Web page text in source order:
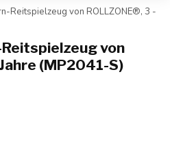
Reitspielzeug von ROLLZONE®, 3 -
Reitspielzeug von
(MP2041-S)